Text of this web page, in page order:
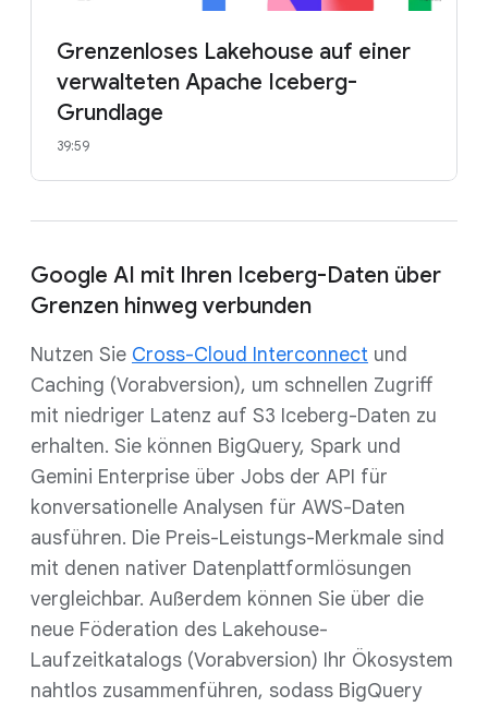
Grenzenloses Lakehouse auf einer
verwalteten Apache Iceberg-
Grundlage
39:59
Google AI mit Ihren Iceberg-Daten über
Grenzen hinweg verbunden
Nutzen Sie Cross-Cloud Interconnect und
Caching (Vorabversion), um schnellen Zugriff
mit niedriger Latenz auf S3 Iceberg-Daten zu
erhalten. Sie können BigQuery, Spark und
Gemini Enterprise über Jobs der API für
konversationelle Analysen für AWS-Daten
ausführen. Die Preis-Leistungs-Merkmale sind
mit denen nativer Datenplattformlösungen
vergleichbar. Außerdem können Sie über die
neue Föderation des Lakehouse-
Laufzeitkatalogs (Vorabversion) Ihr Ökosystem
nahtlos zusammenführen, sodass BigQuery